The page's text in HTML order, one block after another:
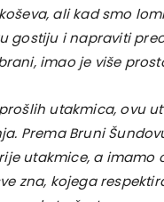
ali kad smo
gostiju i napraviti
imao je više
utakmica, ovu
Prema Bruni
utakmice, a imamo
zna, kojega